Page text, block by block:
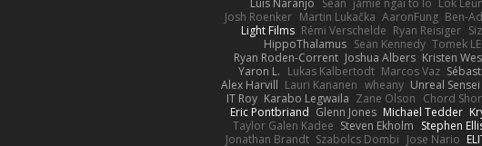
Luis Naranjo Sean jamie ngai to lo Lök
Josh Roenker Martin Lukačka AaronFung Ben-
Light Films Rémi Verschelde Ryan Reisiger
HippoThalamus Sean Kennedy Tomek
Ryan Roden-Corrent Joshua Albers Kristen
Yaron L. Lukas Kalbertodt Marcos Vaz
Alex Harvill Lauri Kananen wheany Unreal Sensei
IT Roy Karabo Legwaila Zane Olson Chord
Eric Pontbriand Glenn Jones Michael Tedder
Taylor Galen Kadee Steven Ekholm Stephen
Jonathan Brandt Szabolcs Dombi Jose Nario